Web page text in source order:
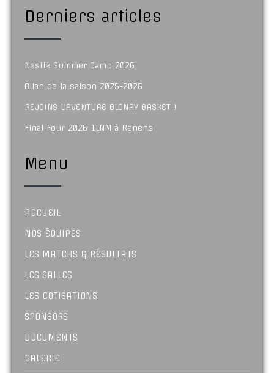
Derniers articles
Nestlé Summer Camp 2026
Bilan de la saison 2025-2026
REJOINS L’AVENTURE BLONAY BASKET !
Final Four 2026 1LNM à Renens
Menu
ACCUEIL
NOS ÉQUIPES
LES MATCHS & RÉSULTATS
LES SALLES
LES COTISATIONS
SPONSORS
DOCUMENTS
GALERIE